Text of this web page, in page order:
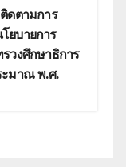
ดตามการ
ยบายการ
วงศึกษาธิการ
ะมาณ พ.ศ.